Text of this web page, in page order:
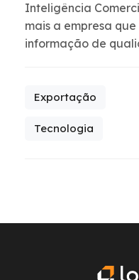
Inteligência
mais a empresa
informação de
Exportação
Tecnologia